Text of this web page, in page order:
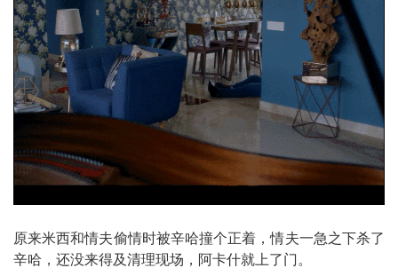
原来米西和情夫偷情时被辛哈撞个正着，情夫一急之下杀了
辛哈，还没来得及清理现场，阿卡什就上了门。